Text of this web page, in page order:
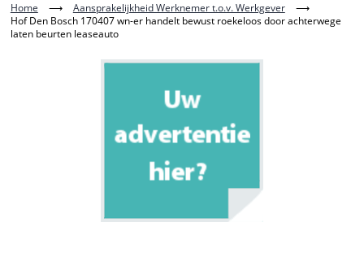
Home ⟶ Aansprakelijkheid Werknemer t.o.v. Werkgever
⟶
Hof Den Bosch 170407 wn-er handelt bewust roekeloos door achterwege
laten beurten leaseauto